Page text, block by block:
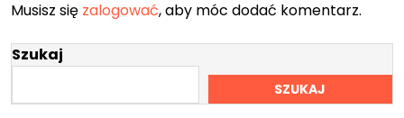
Musisz się zalogować, aby móc dodać komentarz.
Szukaj
SZUKAJ